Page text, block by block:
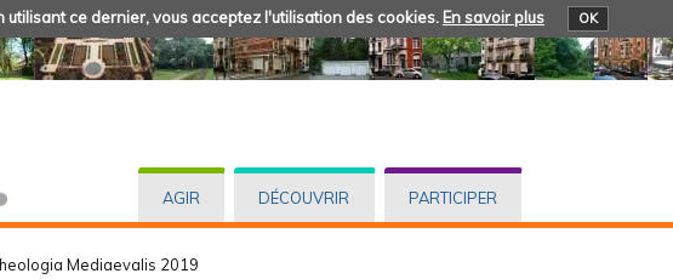
ce dernier, vous acceptez l'utilisation des cookies. En savoir plus OK
AGIR DÉCOUVRIR PARTICIPER
Mediaevalis 2019